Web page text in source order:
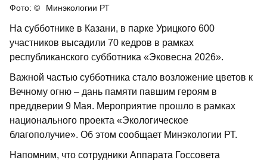
Минэкологии РТ
На субботнике в Казани, в парке Урицкого 600
участников высадили 70 кедров в рамках
республиканского субботника «Эковесна 2026».
Важной частью субботника стало возложение цветов к
Вечному огню – дань памяти павшим героям в
преддверии 9 Мая. Мероприятие прошло в рамках
национального проекта «Экологическое
благополучие». Об этом сообщает Минэкологии РТ.
Напомним, что сотрудники Аппарата Госсовета